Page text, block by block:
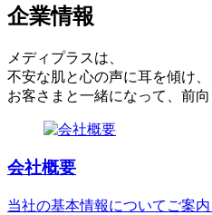
企業情報
メディプラスは、
不安な肌と心の声に耳を傾け、
お客さまと一緒になって、前
会社概要
当社の基本情報についてご案内